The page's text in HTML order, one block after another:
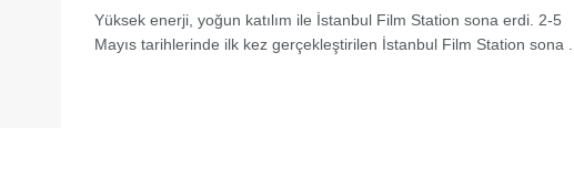
Yüksek enerji, yoğun katılım ile İstanbul Film Station sona erdi. 2-5
Mayıs tarihlerinde ilk kez gerçekleştirilen İstanbul Film Station sona ...